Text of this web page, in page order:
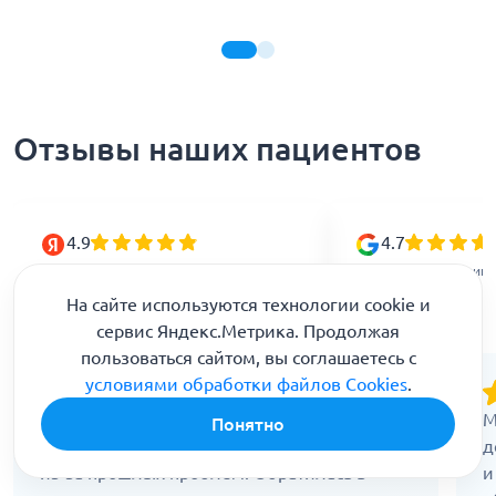
Отзывы наших пациентов
4.9 4.7
Рейтинг организации
Экспертиза понадобилась, когда бывший
муж пытался оспорить мою адекватность
На сайте используются технологии cookie и
сервис Яндекс.Метрика. Продолжая
пользоваться сайтом, вы соглашаетесь с
условиями обработки файлов Cookies.
Понятно